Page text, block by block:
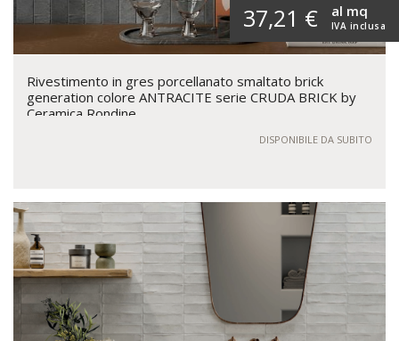
37,21 € IVA inclusa
al mq
Rivestimento in gres porcellanato smaltato brick
generation colore ANTRACITE serie CRUDA BRICK by
Ceramica Rondine
DISPONIBILE DA SUBITO